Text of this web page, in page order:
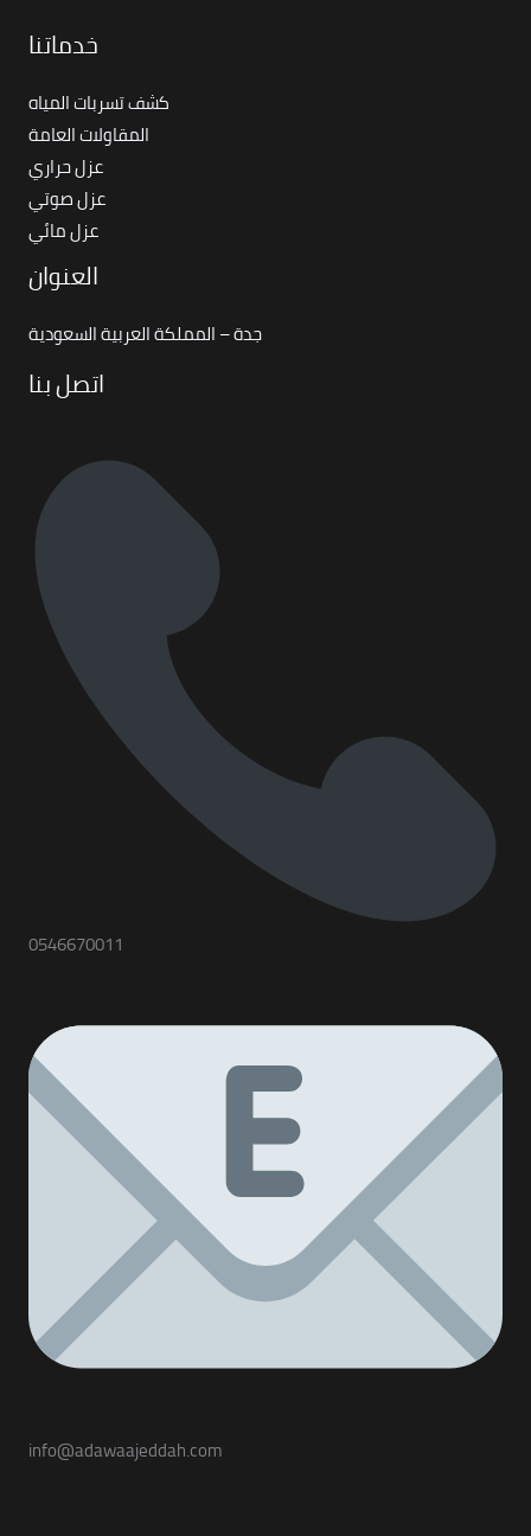
خدماتنا
كشف تسربات المياه
المقاولات العامة
عزل حراري
عزل صوتي
عزل مائي
العنوان
جدة – المملكة العربية السعودية
اتصل بنا
0546670011
info@adawaajeddah.com